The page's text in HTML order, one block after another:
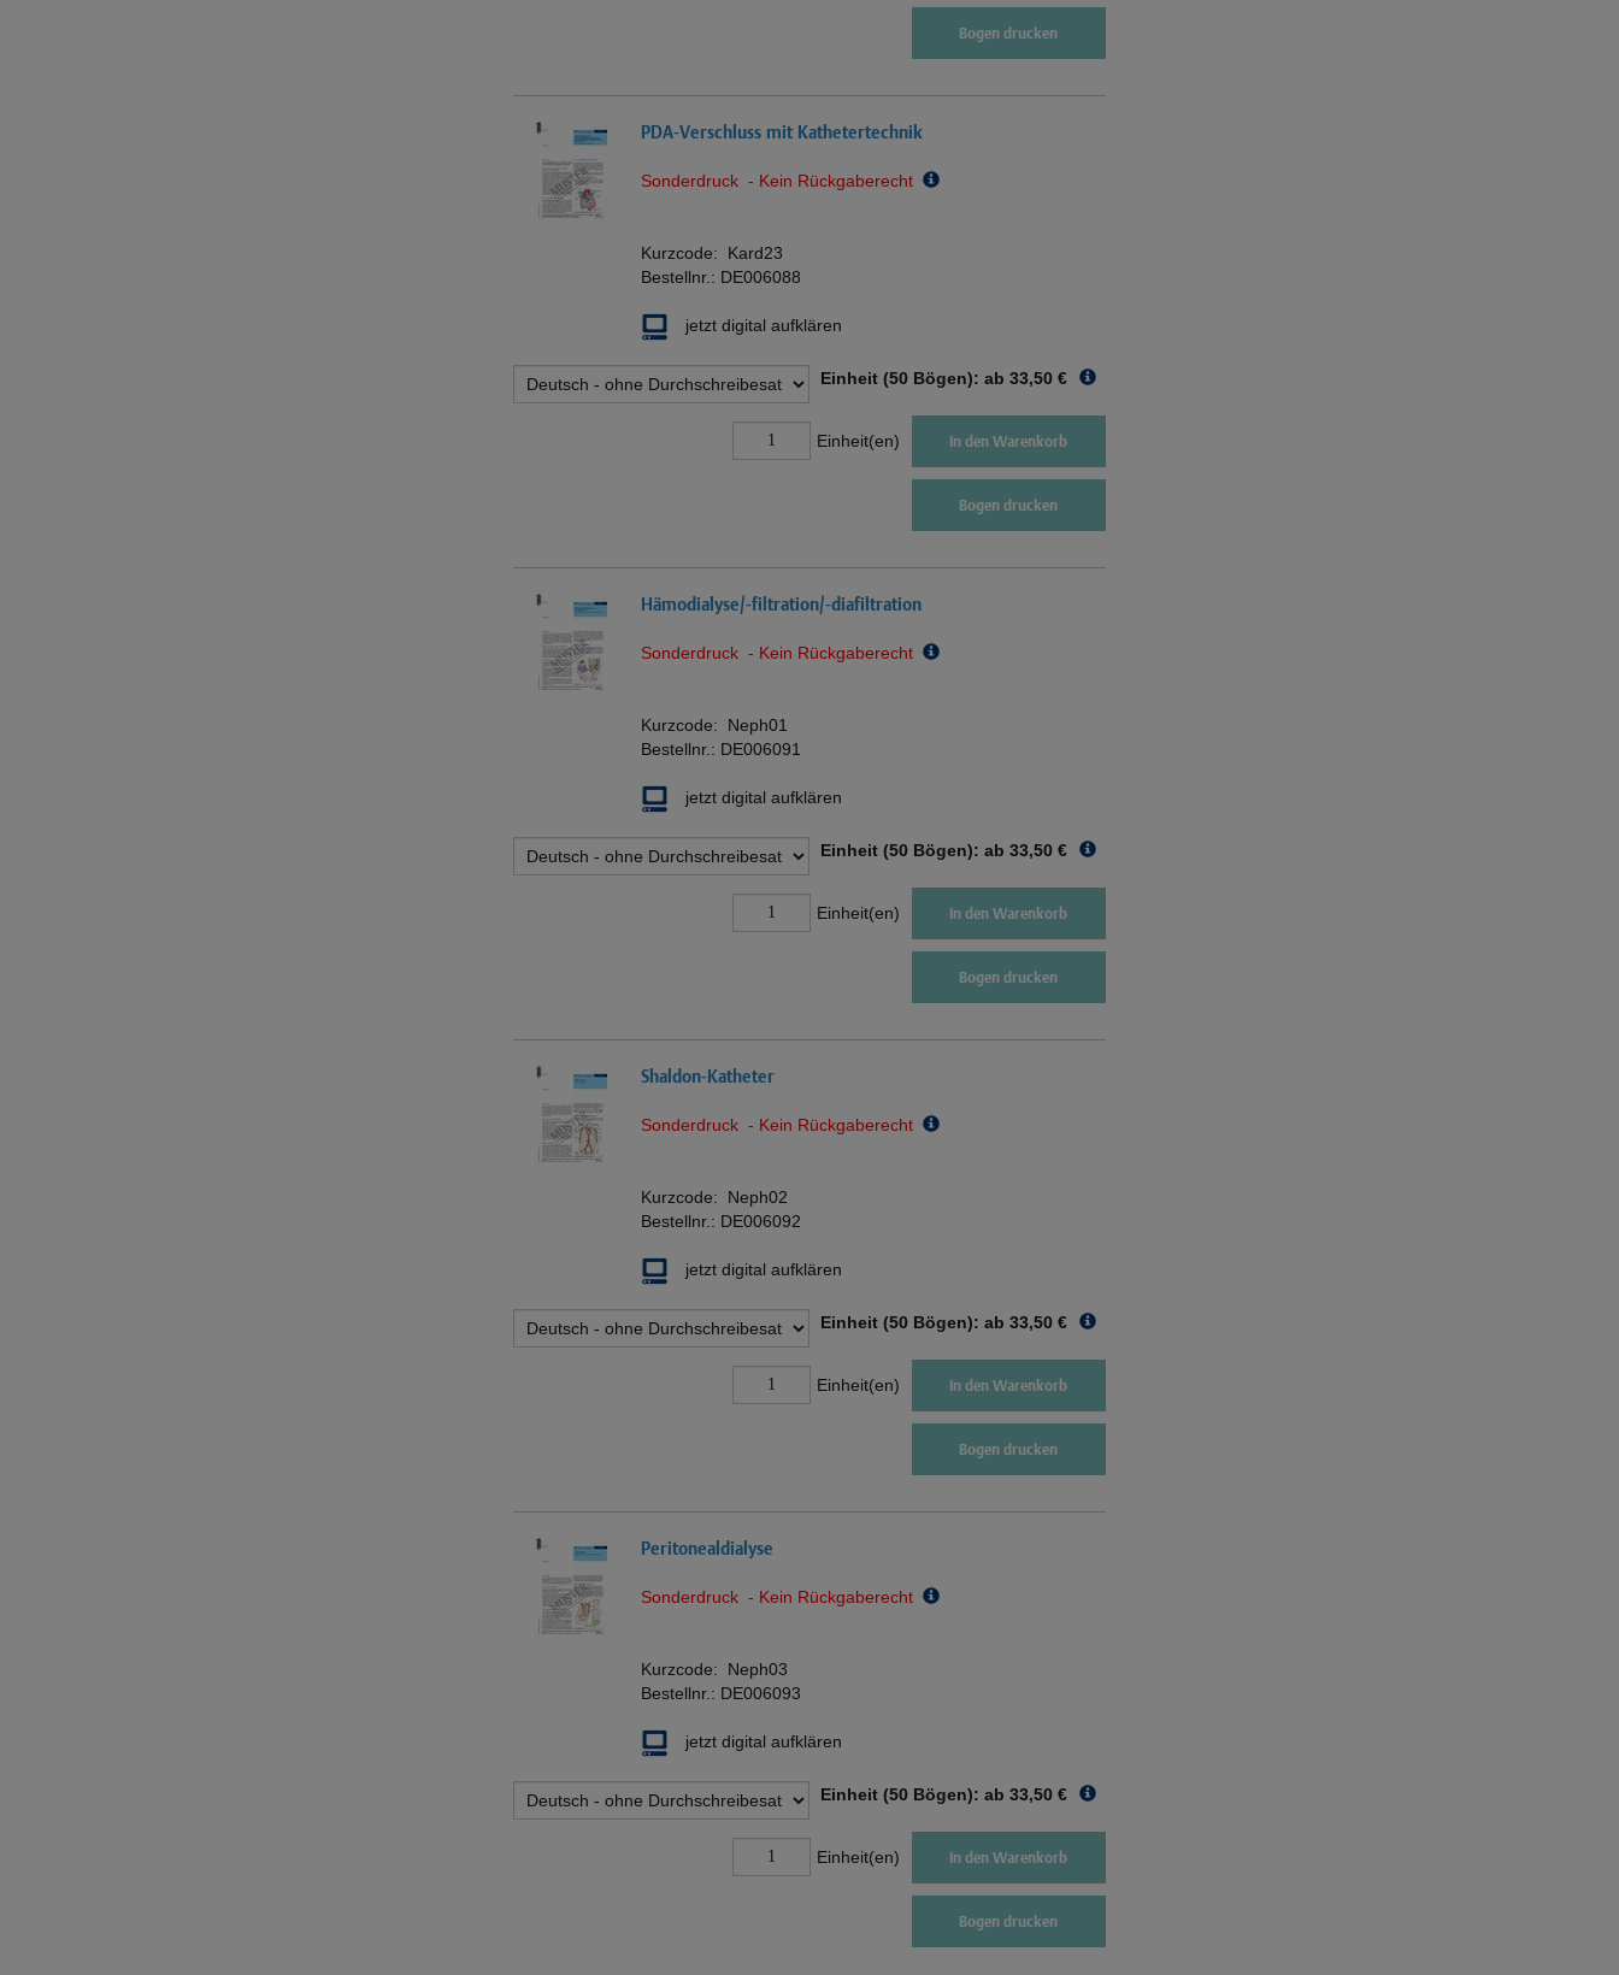
Bogen drucken
PDA-Verschluss mit Kathetertechnik
Sonderdruck - Kein Rückgaberecht
Kurzcode: Kard23
Bestellnr.: DE006088
jetzt digital aufklären
Einheit (50 Bögen): ab 33,50 €
Einheit(en) In den Warenkorb
Bogen drucken
Hämodialyse/-filtration/-diafiltration
Sonderdruck - Kein Rückgaberecht
Kurzcode: Neph01
Bestellnr.: DE006091
jetzt digital aufklären
Einheit (50 Bögen): ab 33,50 €
Einheit(en) In den Warenkorb
Bogen drucken
Shaldon-Katheter
Sonderdruck - Kein Rückgaberecht
Kurzcode: Neph02
Bestellnr.: DE006092
jetzt digital aufklären
Einheit (50 Bögen): ab 33,50 €
Einheit(en) In den Warenkorb
Bogen drucken
Peritonealdialyse
Sonderdruck - Kein Rückgaberecht
Kurzcode: Neph03
Bestellnr.: DE006093
jetzt digital aufklären
Einheit (50 Bögen): ab 33,50 €
Einheit(en) In den Warenkorb
Bogen drucken